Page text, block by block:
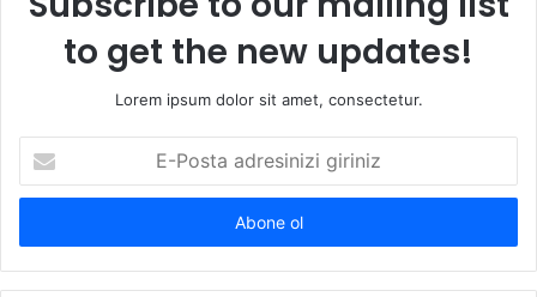
to get the new updates!
Lorem ipsum dolor sit amet, consectetur.
Posta
adresinizi